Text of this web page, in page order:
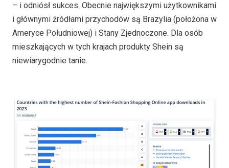
– i odniósł sukces. Obecnie największymi użytkownikami
i głównymi źródłami przychodów są Brazylia (położona w
Ameryce Południowej) i Stany Zjednoczone. Dla osób
mieszkających w tych krajach produkty Shein są
niewiarygodnie tanie.